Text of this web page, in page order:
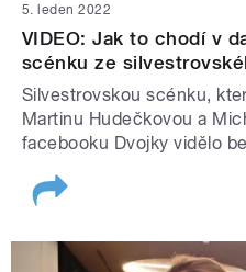
5. leden 2022
VIDEO: Jak to chodí v
scénku ze
Silvestrovskou scénku,
Martinu Hudečkovou a
facebooku Dvojky vidělo